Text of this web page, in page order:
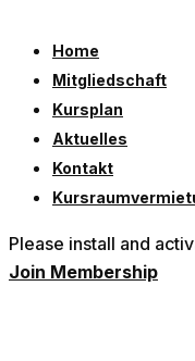
Home
Mitgliedschaft
Kursplan
Aktuelles
Kontakt
Please install and
Join Membership